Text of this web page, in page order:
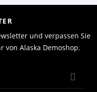
und verpassen Sie
von Alaska Demoshop.